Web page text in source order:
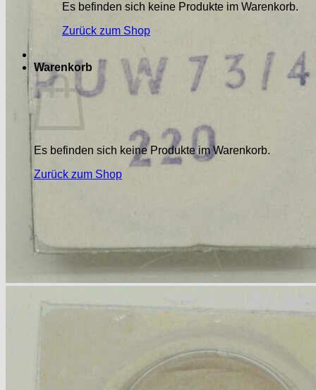
Es befinden sich keine Produkte im Warenkorb.
Zurück zum Shop
Warenkorb
Es befinden sich keine Produkte im Warenkorb.
Zurück zum Shop